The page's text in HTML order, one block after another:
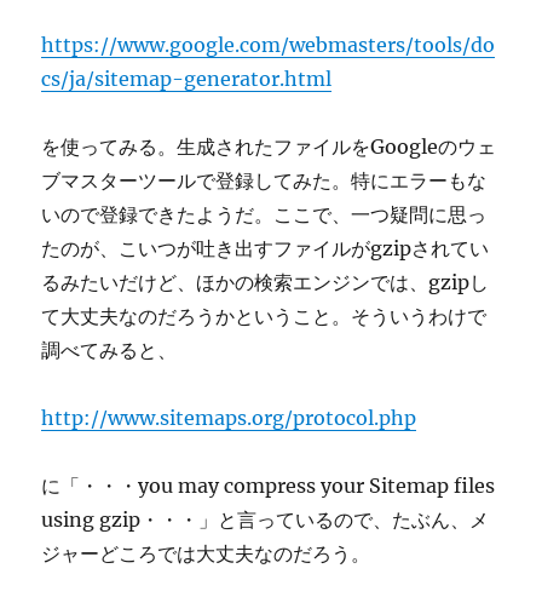
https://www.google.com/webmasters/tools/do
cs/ja/sitemap-generator.html
を使ってみる。生成されたファイルをGoogleのウェ
ブマスターツールで登録してみた。特にエラーもな
いので登録できたようだ。ここで、一つ疑問に思っ
たのが、こいつが吐き出すファイルがgzipされてい
るみたいだけど、ほかの検索エンジンでは、gzipし
て大丈夫なのだろうかということ。そういうわけで
調べてみると、
http://www.sitemaps.org/protocol.php
に「・・・you may compress your Sitemap files
using gzip・・・」と言っているので、たぶん、メ
ジャーどころでは大丈夫なのだろう。